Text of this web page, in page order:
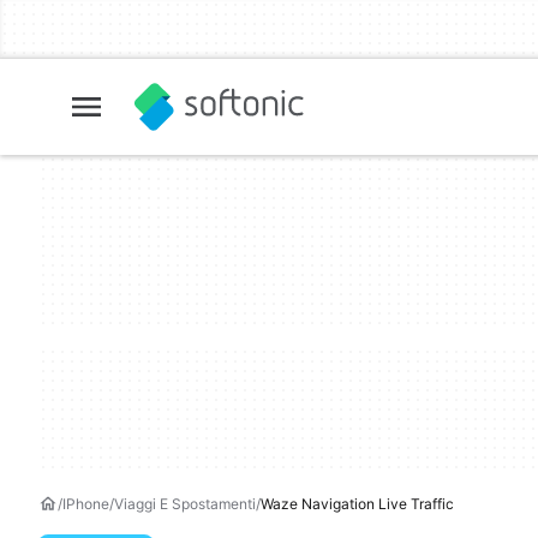
IPhone Viaggi E Spostamenti Waze Navigation Live Traffic